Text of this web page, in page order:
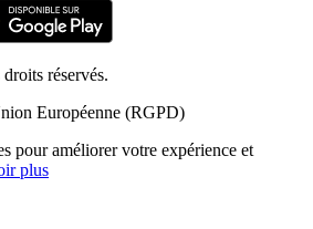
réservés.
Européenne (RGPD)
pour améliorer votre expérience et
plus